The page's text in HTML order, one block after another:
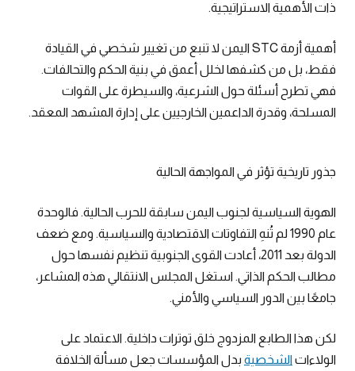
ذات الأهمية الاستراتيجية.
أهمية أزمة STC اليمن لا تنبع من تغيير شخصي في القيادة
فقط، بل من كشفها لخلل أعمق في بنية الحكم والتحالفات.
فهي تطرح أسئلة حول الشرعية، والسيطرة على القوات
المسلحة، وقدرة الداعمين الخارجيين على إدارة المشهد المعقد.
جذور تاريخية تؤثر في المواجهة الحالية
الهوية السياسية لجنوب اليمن سابقة للحرب الحالية. فالوحدة
عام 1990 لم تُنهِ التفاوتات الاقتصادية والسياسية. ومع ضعف
الدولة بعد 2011، أعادت القوى الجنوبية تنظيم نفسها حول
مطالب الحكم الذاتي. استغل المجلس الانتقالي هذه المشاعر،
جامعًا بين الدور السياسي والأمني.
لكن هذا الطابع المزدوج خلق توترات داخلية. الاعتماد على
الولاءات الشخصية بدل المؤسسات جعل مسألة الخلافة